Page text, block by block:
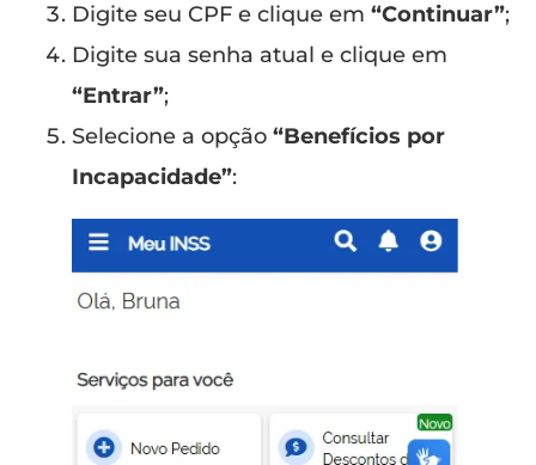
Digite seu CPF e clique em “Continuar”;
Digite sua senha atual e clique em
“Entrar”;
Selecione a opção “Benefícios por
Incapacidade”: